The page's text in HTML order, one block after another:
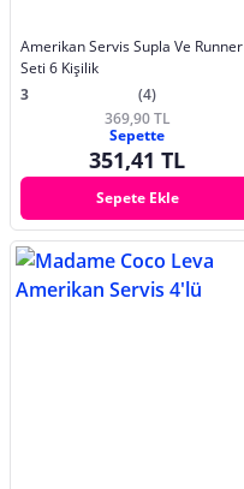
Amerikan Servis Supla Ve Runner
Seti 6 Kişilik
3
(4)
369,90 TL
Sepette
351,41 TL
Sepete Ekle